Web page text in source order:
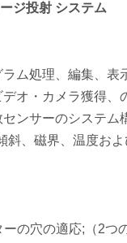
ジ投射 システム
ム処理、編集、表
オ・カメラ獲得、
ンサーのシステム
斜、磁界、温度お
の穴の適応;（2つ